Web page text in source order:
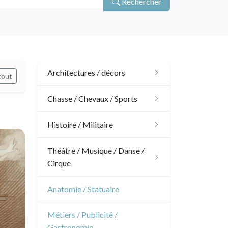
Architectures / décors
Architecture
Architecture d'intérieur
Chasse / Chevaux / Sports
Chasse
Sports
Histoire / Militaire
Militaire
Napoléon et Empire
Théâtre / Musique / Danse /
Cirque
Théâtre
Anatomie / Statuaire
Métiers / Publicité /